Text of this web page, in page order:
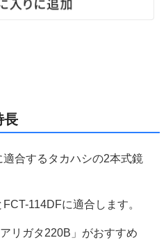
長
合するタカハシの2本式鏡
114DFに適合します。
リガタ220B」がおすすめ